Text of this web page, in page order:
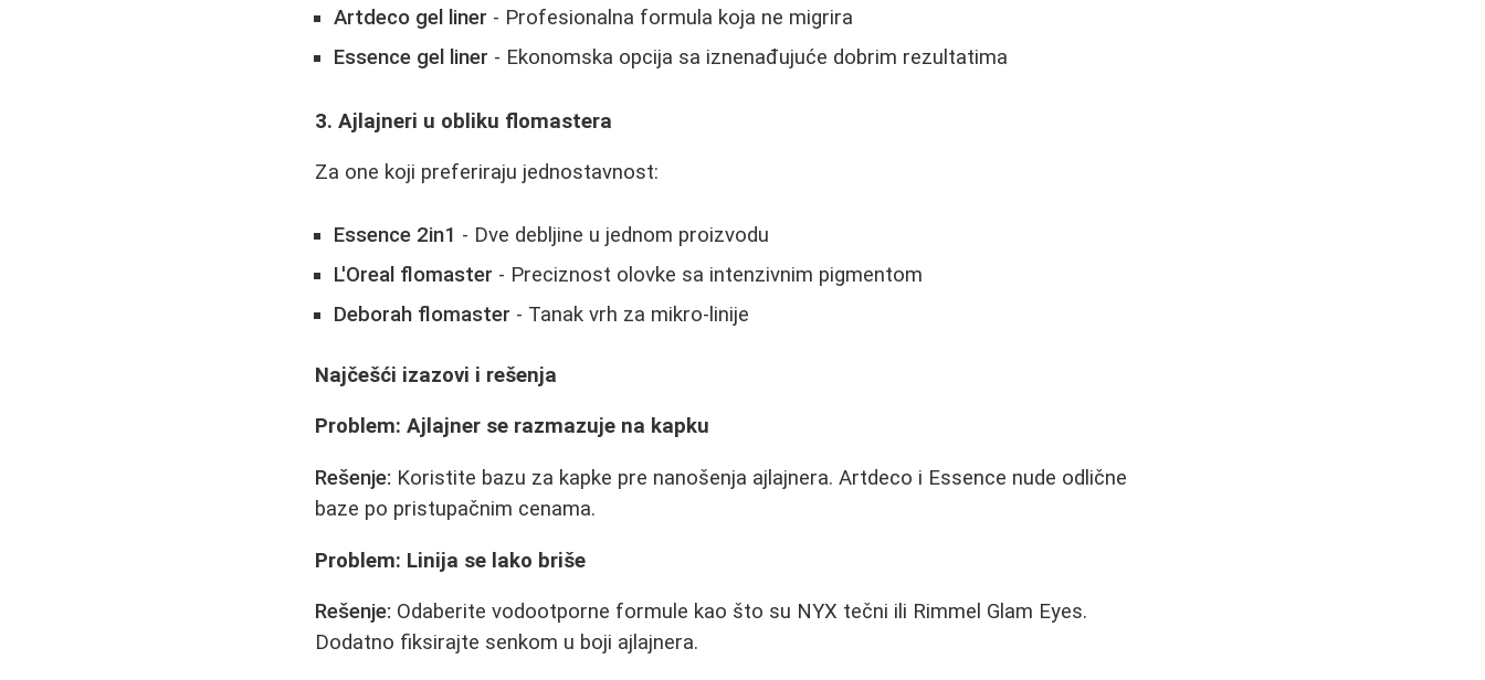
Artdeco gel liner - Profesionalna formula koja ne migrira
Essence gel liner - Ekonomska opcija sa iznenađujuće dobrim rezultatima
3. Ajlajneri u obliku flomastera
Za one koji preferiraju jednostavnost:
Essence 2in1 - Dve debljine u jednom proizvodu
L'Oreal flomaster - Preciznost olovke sa intenzivnim pigmentom
Deborah flomaster - Tanak vrh za mikro-linije
Najčešći izazovi i rešenja
Problem: Ajlajner se razmazuje na kapku
Rešenje: Koristite bazu za kapke pre nanošenja ajlajnera. Artdeco i Essence nude odlične
baze po pristupačnim cenama.
Problem: Linija se lako briše
Rešenje: Odaberite vodootporne formule kao što su NYX tečni ili Rimmel Glam Eyes.
Dodatno fiksirajte senkom u boji ajlajnera.